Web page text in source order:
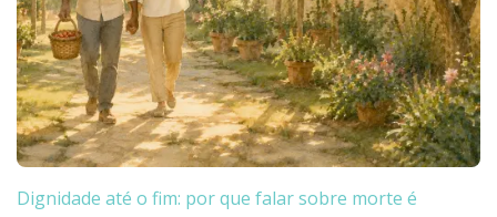
Dignidade até o fim: por que falar sobre morte é